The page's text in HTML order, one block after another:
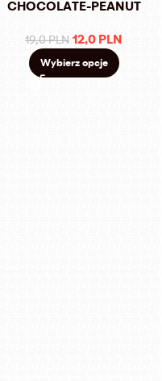
CHOCOLATE-PEANUT
19,0PLN 12,0 PLN
Wybierz opcje